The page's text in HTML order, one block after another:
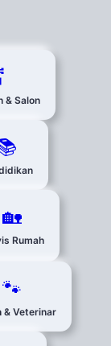
& Salon
🏡
Rumah
🐾
& Veterinar